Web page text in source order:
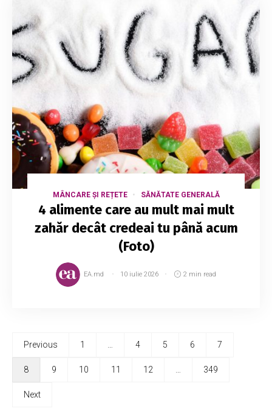
MÂNCARE ȘI REȚETE SĂNĂTATE GENERALĂ
4 alimente care au mult mai mult
zahăr decât credeai tu până acum
(Foto)
EA.md 10 iulie 2026 2 min read
Previous 1 4 5 6 7
8 9 10 11 12 349
Next